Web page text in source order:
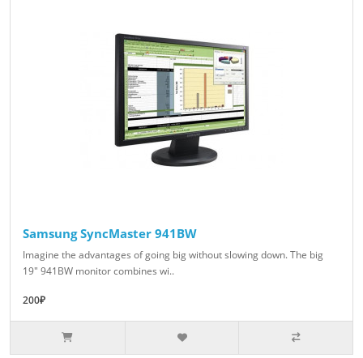
Samsung SyncMaster 941BW
Imagine the advantages of going big without slowing down. The big
19" 941BW monitor combines wi..
200₽